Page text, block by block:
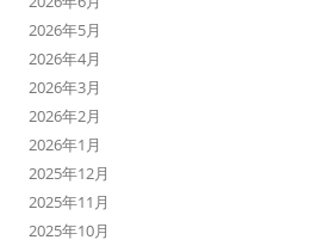
2026年5月
2026年4月
2026年3月
2026年2月
2026年1月
2025年12月
2025年11月
2025年10月